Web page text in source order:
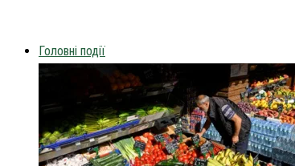
Головні події